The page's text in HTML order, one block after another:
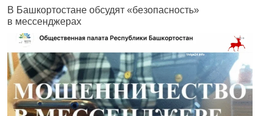
В Башкортостане обсудят «безопасность»
в мессенджерах